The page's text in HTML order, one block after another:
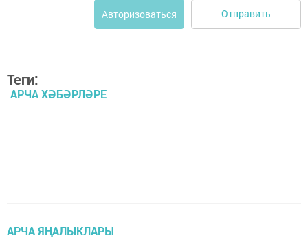
Авторизоваться Отправить
Теги:
АРЧА ХӘБӘРЛӘРЕ
АРЧА ЯҢАЛЫКЛАРЫ